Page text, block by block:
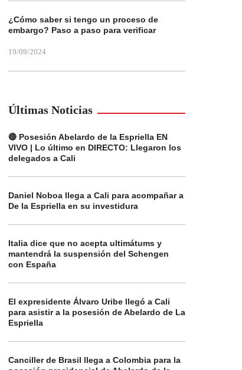
¿Cómo saber si tengo un proceso de
embargo? Paso a paso para verificar
19/09/2024
Últimas Noticias
🔴 Posesión Abelardo de la Espriella EN
VIVO | Lo último en DIRECTO: Llegaron los
delegados a Cali
Daniel Noboa llega a Cali para acompañar a
De la Espriella en su investidura
Italia dice que no acepta ultimátums y
mantendrá la suspensión del Schengen
con España
El expresidente Álvaro Uribe llegó a Cali
para asistir a la posesión de Abelardo de La
Espriella
Canciller de Brasil llega a Colombia para la